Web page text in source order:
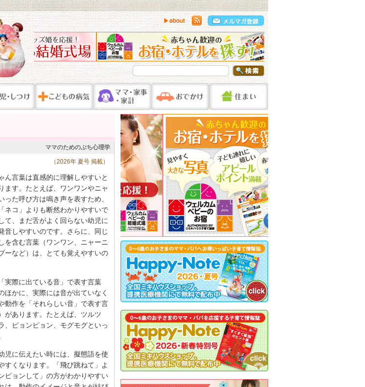
ママのためのぷち心理学
（2026年 夏号 掲載）
ん言葉は直感的に理解しやすいと
ます。たとえば、ワンワンやニャ
った呼び方は鳴き声を表すため、
ネコ」よりも断然わかりやすいで
て、まだ舌がよく回らない幼児に
音しやすいのです。さらに、同じ
を含む言葉（ワンワン、ニャーニ
ーなど）は、とても覚えやすいの
実際に出ている音」で表す言葉
ほかに、実際には音が出ていなく
動作を「それらしい音」で表す言
があります。たとえば、ツルツ
、ピョンピョン、モグモグといっ
児に伝えたい時には、擬態語を使
すくなります。「飛び跳ねて」よ
ピョンして」の方がわかりやすい